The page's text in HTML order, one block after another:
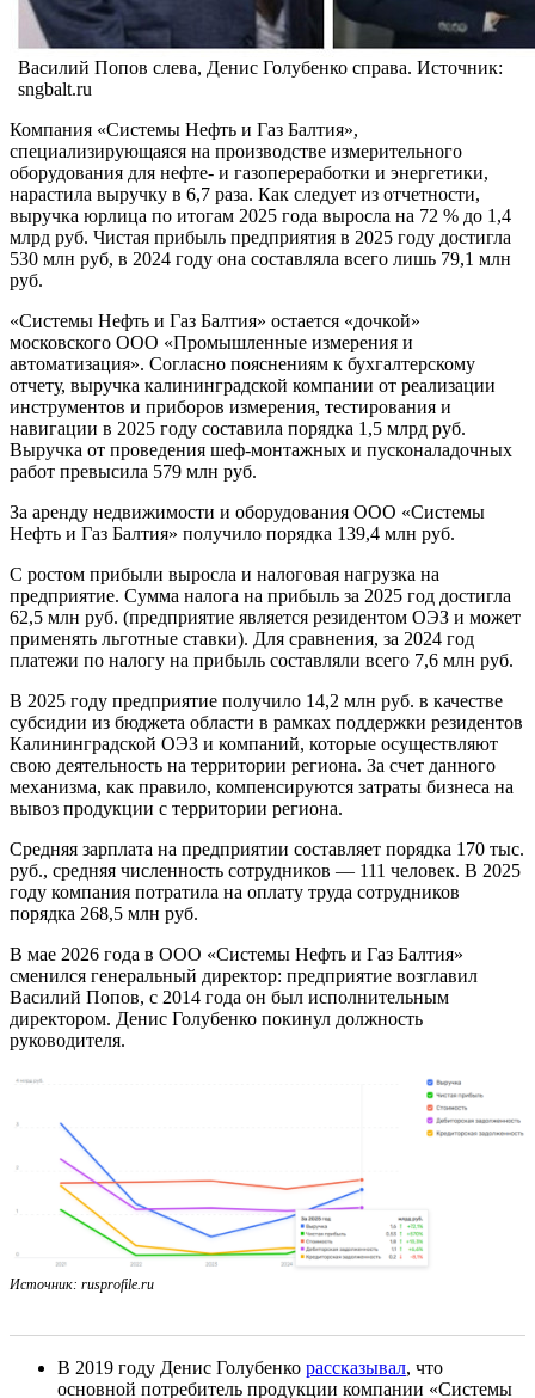
Василий Попов слева, Денис Голубенко справа. Источник:
sngbalt.ru
Компания «Системы Нефть и Газ Балтия»,
специализирующаяся на производстве измерительного
оборудования для нефте- и газопереработки и энергетики,
нарастила выручку в 6,7 раза. Как следует из отчетности,
выручка юрлица по итогам 2025 года выросла на 72 % до 1,4
млрд руб. Чистая прибыль предприятия в 2025 году достигла
530 млн руб, в 2024 году она составляла всего лишь 79,1 млн
руб.
«Системы Нефть и Газ Балтия» остается «дочкой»
московского ООО «Промышленные измерения и
автоматизация». Согласно пояснениям к бухгалтерскому
отчету, выручка калининградской компании от реализации
инструментов и приборов измерения, тестирования и
навигации в 2025 году составила порядка 1,5 млрд руб.
Выручка от проведения шеф-монтажных и пусконаладочных
работ превысила 579 млн руб.
За аренду недвижимости и оборудования ООО «Системы
Нефть и Газ Балтия» получило порядка 139,4 млн руб.
С ростом прибыли выросла и налоговая нагрузка на
предприятие. Сумма налога на прибыль за 2025 год достигла
62,5 млн руб. (предприятие является резидентом ОЭЗ и может
применять льготные ставки). Для сравнения, за 2024 год
платежи по налогу на прибыль составляли всего 7,6 млн руб.
В 2025 году предприятие получило 14,2 млн руб. в качестве
субсидии из бюджета области в рамках поддержки резидентов
Калининградской ОЭЗ и компаний, которые осуществляют
свою деятельность на территории региона. За счет данного
механизма, как правило, компенсируются затраты бизнеса на
вывоз продукции с территории региона.
Средняя зарплата на предприятии составляет порядка 170 тыс.
руб., средняя численность сотрудников — 111 человек. В 2025
году компания потратила на оплату труда сотрудников
порядка 268,5 млн руб.
В мае 2026 года в ООО «Системы Нефть и Газ Балтия»
сменился генеральный директор: предприятие возглавил
Василий Попов, с 2014 года он был исполнительным
директором. Денис Голубенко покинул должность
руководителя.
Источник: rusprofile.ru
В 2019 году Денис Голубенко рассказывал, что
основной потребитель продукции компании «Системы